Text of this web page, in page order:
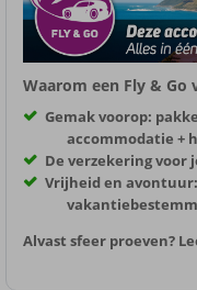
Waarom een Fly & Go
Gemak voorop:
accommodatie +
De verzekering voor
Vrijheid en
Alvast sfeer proeven?